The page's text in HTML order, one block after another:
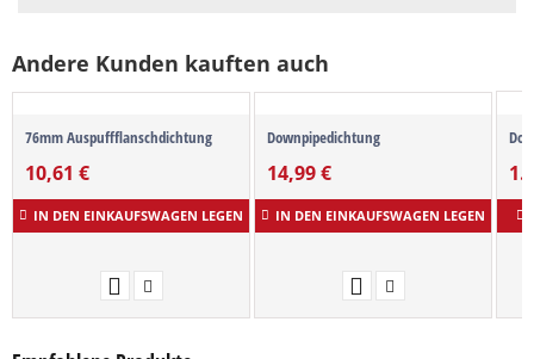
Andere Kunden kauften auch
76mm Auspuffflanschdichtung
10,61 €
IN DEN EINKAUFSWAGEN LEGEN
Downpipedichtung
14,99€
IN DEN EINKAUFSWAGEN LEGEN